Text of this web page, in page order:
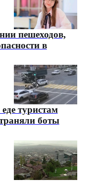
пешеходов,
в
туристам
боты